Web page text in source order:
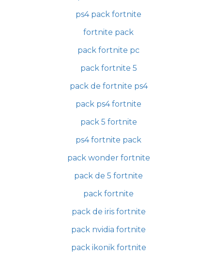
ps4 pack fortnite
fortnite pack
pack fortnite pc
pack fortnite 5
pack de fortnite ps4
pack ps4 fortnite
pack 5 fortnite
ps4 fortnite pack
pack wonder fortnite
pack de 5 fortnite
pack fortnite
pack de iris fortnite
pack nvidia fortnite
pack ikonik fortnite